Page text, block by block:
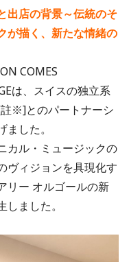
出店の背景～伝統のそ
が描く、新たな情緒の
COMES
は、スイスの独立系
※]とのパートナーシ
した。
カル・ミュージックの
ヴィジョンを具現化す
リー オルゴールの新
ました。